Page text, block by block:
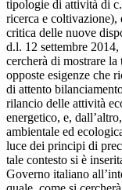
tipologie di attività di
ricerca e
critica delle nuove
d.l. 12 settembre
cercherà di mostrare la
opposte esigenze che
di attento
rilancio delle attività
energetico, e,
ambientale ed
luce dei principi di
tale contesto si è
Governo italiano